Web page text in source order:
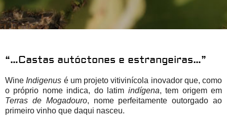
“…Castas autóctones e estrangeiras…”
Wine Indigenus é um projeto vitivinícola inovador que, como
o próprio nome indica, do latim indígena, tem origem em
Terras de Mogadouro, nome perfeitamente outorgado ao
primeiro vinho que daqui nasceu.